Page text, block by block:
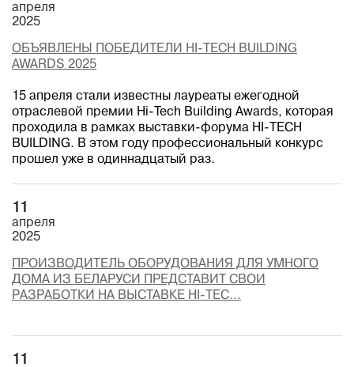
апреля
2025
ОБЪЯВЛЕНЫ ПОБЕДИТЕЛИ HI-TECH BUILDING
AWARDS 2025
15 апреля стали известны лауреаты ежегодной
отраслевой премии Hi-Tech Building Awards, которая
проходила в рамках выставки-форума HI-TECH
BUILDING. В этом году профессиональный конкурс
прошел уже в одиннадцатый раз.
11
апреля
2025
ПРОИЗВОДИТЕЛЬ ОБОРУДОВАНИЯ ДЛЯ УМНОГО
ДОМА ИЗ БЕЛАРУСИ ПРЕДСТАВИТ СВОИ
РАЗРАБОТКИ НА ВЫСТАВКЕ HI-TEC...
11